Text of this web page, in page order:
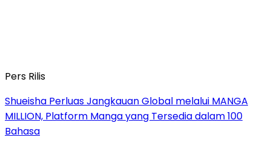
Pers Rilis
Shueisha Perluas Jangkauan Global melalui MANGA
MILLION, Platform Manga yang Tersedia dalam 100
Bahasa